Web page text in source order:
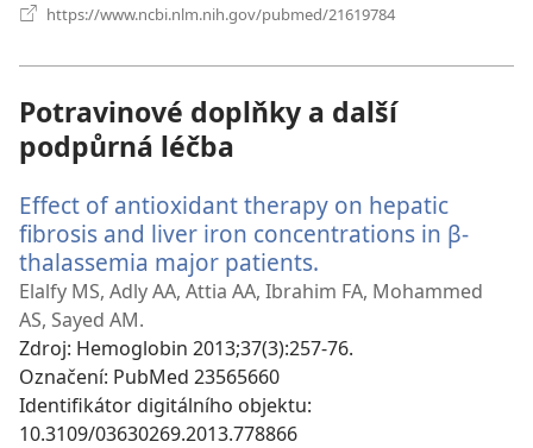
https://www.ncbi.nlm.nih.gov/pubmed/21619784
Potravinové doplňky a další
podpůrná léčba
Effect of antioxidant therapy on hepatic
fibrosis and liver iron concentrations in β-
thalassemia major patients.
nové
Elalfy MS, Adly AA, Attia AA, Ibrahim FA, Mohammed
AS, Sayed AM.
Zdroj‎: Hemoglobin 2013;37(3):257-76.
Označení‎: PubMed 23565660
Identifikátor digitálního objektu‎:
10.3109/03630269.2013.778866